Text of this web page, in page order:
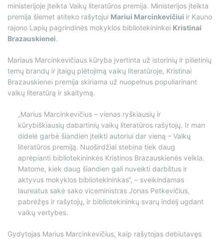
ministerijoje įteikta Vaikų literatūros premija. Ministerijos įteikta
premija šiemet atiteko rašytojui Mariui Marcinkevičiui ir Kauno
rajono Lapių pagrindinės mokyklos bibliotekininkei Kristinai
Brazauskienei.
Mariaus Marcinkevičiaus kūryba įvertinta už istorinių ir pilietinių
temų brandų ir įtaigų plėtojimą vaikų literatūroje, Kristinai
Brazauskienei premija skiriama už nuopelnus populiarinant
vaikų literatūrą ir skaitymą.
„Marius Marcinkevičius – vienas ryškiausių ir
kūrybiškiausių dabartinių vaikų literatūros rašytojų. Ir man
didelė garbė šiandien įteikti autoriui dar vieną – Vaikų
literatūros premiją. Nuoširdžiai stebina tiek daug
aprėpianti bibliotekininkės Kristinos Brazauskienės veikla.
Matome, kiek daug šiandien gali nuveikti darbštus ir
aktyvus mokyklos bibliotekininkas“, – sveikindamas
laureatus sakė sako viceministras Jonas Petkevičius,
pabrėžęs ir rašytojų, ir bibliotekininkų svarų indėlį ugdant
vaikų vertybes.
Gydytojas Marius Marcinkevičius, kaip rašytojas debiutavęs